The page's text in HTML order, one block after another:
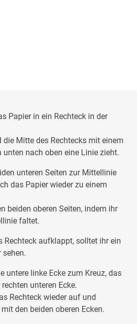
Papier in ein Rechteck in der
Mitte des Rechtecks mit einem
nach oben eine Linie zieht.
unteren Seiten zur Mittellinie
das Papier wieder zu einem
beiden oberen Seiten, indem ihr
faltet.
Rechteck aufklappt, solltet ihr ein
sehen.
untere linke Ecke zum Kreuz, das
unteren Ecke.
Rechteck wieder auf und
den beiden oberen Ecken.